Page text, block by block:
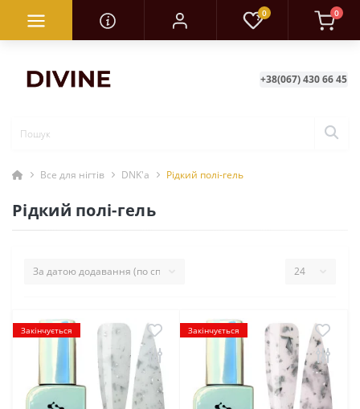
0 0
+38(067) 430 66 45
Все для нігтів DNK'a Рідкий полі-гель
Рідкий полі-гель
Закінчується Закінчується